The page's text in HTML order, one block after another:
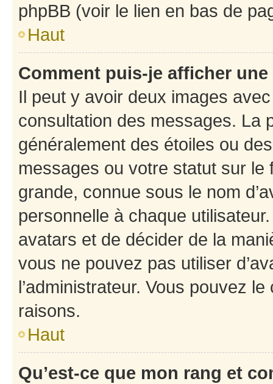
phpBB (voir le lien en bas de
Haut
Comment puis-je afficher
Il peut y avoir deux images
consultation des messages. La
généralement des étoiles ou
messages ou votre statut sur
grande, connue sous le nom
personnelle à chaque utilisateur.
avatars et de décider de la
vous ne pouvez pas utiliser
l’administrateur. Vous pouvez
raisons.
Haut
Qu’est-ce que mon rang et